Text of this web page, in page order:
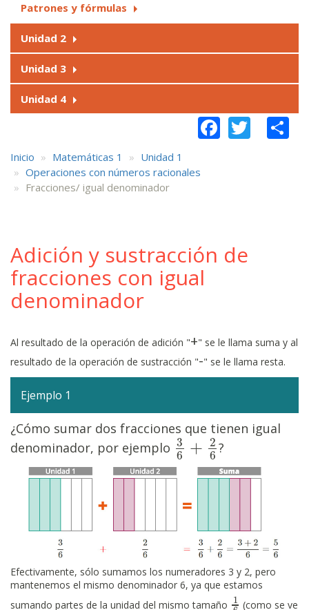
Patrones y fórmulas
Unidad 2
Unidad 3
Unidad 4
Inicio Matemáticas 1
Unidad 1
Operaciones con números racionales
Fracciones/ igual denominador
Adición y sustracción de
fracciones con igual
denominador
Al resultado de la operación de adición "+" se le llama suma y al
resultado de la operación de sustracción "-" se le llama resta.
Ejemplo 1
¿Cómo sumar dos fracciones que tienen igual
denominador, por ejemplo 3
6 + 2
6
36 +26 ?
Efectivamente, sólo sumamos los numeradores 3 y 2, pero
mantenemos el mismo denominador 6, ya que estamos
sumando partes de la unidad del mismo tamaño 1
16(como se ve